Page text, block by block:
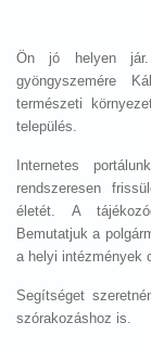
Ön jó helyen jár.
gyöngyszemére
természeti
település.
Internetes
rendszeresen
életét. A
Bemutatjuk a
a helyi intézmények
Segítséget
szórakozáshoz is.